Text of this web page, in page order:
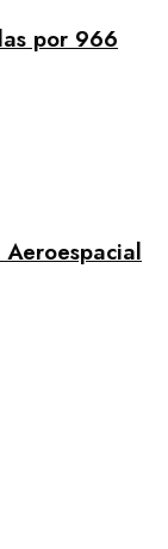
por 966
Aeroespacial